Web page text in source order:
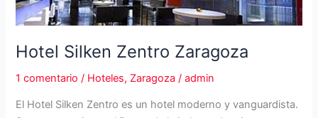
Hotel Silken Zentro Zaragoza
1 comentario / Hoteles, Zaragoza /admin
El Hotel Silken Zentro es un hotel moderno y vanguardista.